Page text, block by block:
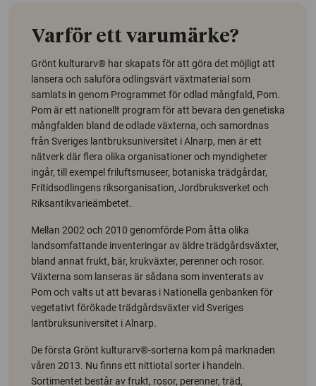
Varför ett varumärke?
Grönt kulturarv® har skapats för att göra det möjligt att
lansera och saluföra odlingsvärt växtmaterial som
samlats in genom Programmet för odlad mångfald, Pom.
Pom är ett nationellt program för att bevara den genetiska
mångfalden bland de odlade växterna, och samordnas
från Sveriges lantbruksuniversitet i Alnarp, men är ett
nätverk där flera olika organisationer och myndigheter
ingår, till exempel friluftsmuseer, botaniska trädgårdar,
Fritidsodlingens riksorganisation, Jordbruksverket och
Riksantikvarieämbetet.
Mellan 2002 och 2010 genomförde Pom åtta olika
landsomfattande inventeringar av äldre trädgårdsväxter,
bland annat frukt, bär, krukväxter, perenner och rosor.
Växterna som lanseras är sådana som inventerats av
Pom och valts ut att bevaras i Nationella genbanken för
vegetativt förökade trädgårdsväxter vid Sveriges
lantbruksuniversitet i Alnarp.
De första Grönt kulturarv®-sorterna kom på marknaden
våren 2013. Nu finns ett nittiotal sorter i handeln.
Sortimentet består av frukt, rosor, perenner, träd,